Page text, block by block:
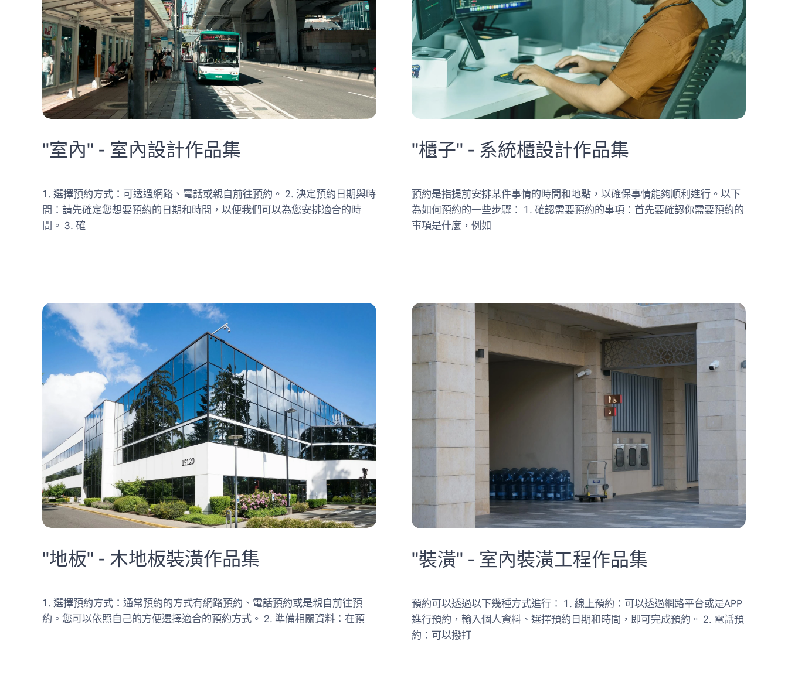
"室內" - 室內設計作品集
1. 選擇預約方式：可透過網路、電話或親自前往預約。 2. 決定預約日期與時
間：請先確定您想要預約的日期和時間，以便我們可以為您安排適合的時
間。 3. 確
"櫃子" - 系統櫃設計作品集
預約是指提前安排某件事情的時間和地點，以確保事情能夠順利進行。以下
為如何預約的一些步驟： 1. 確認需要預約的事項：首先要確認你需要預約的
事項是什麼，例如
"地板" - 木地板裝潢作品集
1. 選擇預約方式：通常預約的方式有網路預約、電話預約或是親自前往預
約。您可以依照自己的方便選擇適合的預約方式。 2. 準備相關資料：在預
"裝潢" - 室內裝潢工程作品集
預約可以透過以下幾種方式進行： 1. 線上預約：可以透過網路平台或是APP
進行預約，輸入個人資料、選擇預約日期和時間，即可完成預約。 2. 電話預
約：可以撥打